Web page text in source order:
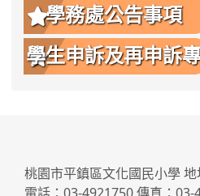
生版
學務處公告事項
學生申訴及再申訴
桃園市平鎮區文化國民小學